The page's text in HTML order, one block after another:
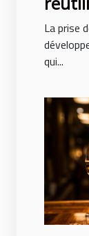
La prise
qui...